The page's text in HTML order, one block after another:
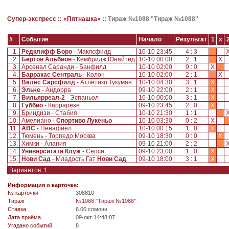
Супер-экспресс :: «Пятнашка» :: Тираж №1088 "Тираж №1088"
# Событие Начало Результат 1 x
1.
Редклифф Боро - Маклсфилд 10-10 23:45 4 : 3
2.
Бертон Альбион - Кембридж Юнайтед 10-10 00:00 2 : 1
X
3. Арсенал Саранди - Банфилд 10-10 02:00 0 : 0
X
4.
Барракас Сентраль - Колон 10-10 02:00 2 : 1
X
5.
Велес Сарсфилд - Атлетико Тукуман 10-10 04:30 3 : 1
X
6. Эльче - Андорра 09-10 22:00 2 : 1
X
7.
Вильярреал-2 - Эспаньол 10-10 00:00 3 : 1
X
8.
Губбио - Каррарезе 09-10 23:45 2 : 0
X
9.
Бриндизи - Стабия 10-10 21:30 1 : 1
10. Амелиано - Спортиво Лукеньо 10-10 03:30 0 : 2
X
11. АВС - Пенафиел 10-10 00:15 1 : 0
X
12. Тюмень - Торпедо Москва 09-10 18:30 0 : 0
X
13. Химки - Алания 09-10 21:00 2 : 2
14. Университатя Клуж - Сепси 09-10 23:00 1 : 0
X
15.
Нови Сад - Младость Гат Нови Сад 09-10 18:00 3 : 1
X
Вариантов: 1
Информация о карточке:
№ карточки
308810
Tираж
№1088 "Тираж №1088"
Ставка
6.00 сомони
Дата приёма
09-окт 14:48:07
Угадано событий
8